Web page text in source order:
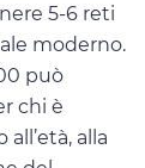
5-6 reti
moderno.
può
chi è
alla